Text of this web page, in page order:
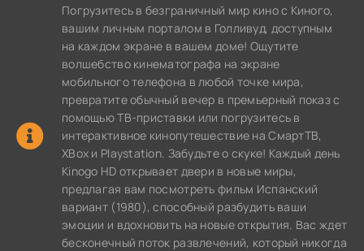
Погрузитесь в безграничный мир кино с Киного,
вашим личным порталом в Голливуд, доступным
на каждом экране в вашем доме! Ощутите
волшебство кинематографа на экране
мобильного телефона в любой точке мира,
превратите обычный вечер в премьерный показ с
помощью ТВ-приставки или погрузитесь в
интерактивное кинопутешествие на СмартТВ,
XBox и Playstation. Забудьте о скуке! Каждый день
Kinogo HD открывает двери в новые миры,
предлагая вам посмотреть фильм Испанский
вариант (1980), способный разбудить ваши
эмоции и вдохновить на новые открытия. Вас ждет
бесконечный поток развлечений, который никогда